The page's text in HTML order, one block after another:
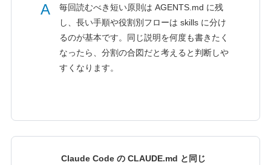
A
毎回読むべき短い原則は AGENTS.md に残
し、長い手順や役割別フローは skills に分け
るのが基本です。同じ説明を何度も書きたく
なったら、分割の合図だと考えると判断しや
すくなります。
Claude Code の CLAUDE.md と同じ